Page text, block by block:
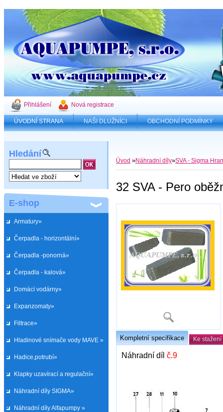
Přihlášení Nová registrace
ÚVODNÍ STRANA NAŠI DLUŽNÍCI OBCHODNÍ PODMÍNKY
Hledání
E-shop
Armatury»
Čerpadla - horizontální»
Čerpadla -ponorná»
Čerpadla - kalová»
Domácí vodárny»
Expanzomaty»
Filtrace»
Hladinové snímače vody MAVE »
Hadice,potrubí»
Klapky uzavírací a regulační»
Náhradní díly SIGMA»
Náhradní díly Alfapumpy »
Úvod »Náhradní díly»SVA - Sigma
32 SVA - Pero
Kompletní specifikace Ke stažení
Náhradní díl č.9